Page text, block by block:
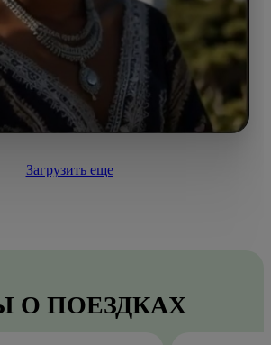
Загрузить еще
О ПОЕЗДКАХ